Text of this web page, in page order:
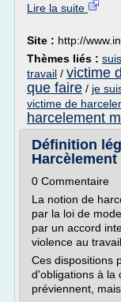
Lire la suite
Site : http://
Thèmes liés :
travail / victime
que faire / je
victime de
harcelement
Définition
Harcèlement
0 Commentaire
La notion de
par la loi de
par un accord
violence au
Ces dispositions
d'obligations à la
préviennent, mais